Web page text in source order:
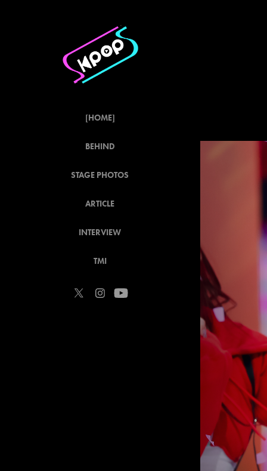
[HOME]
BEHIND
STAGE PHOTOS
ARTICLE
INTERVIEW
TMI